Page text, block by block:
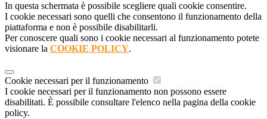
In questa schermata è possibile scegliere quali cookie consentire.
I cookie necessari sono quelli che consentono il funzionamento della
piattaforma e non è possibile disabilitarli.
Per conoscere quali sono i cookie necessari al funzionamento potete
visionare la COOKIE POLICY.
Cookie necessari per il funzionamento
I cookie necessari per il funzionamento non possono essere
disabilitati. È possibile consultare l'elenco nella pagina della cookie
policy.